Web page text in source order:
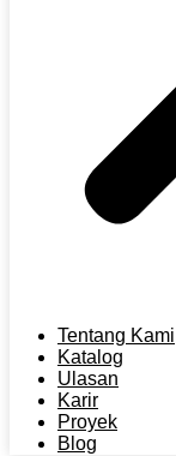
Tentang Kami
Katalog
Ulasan
Karir
Proyek
Blog